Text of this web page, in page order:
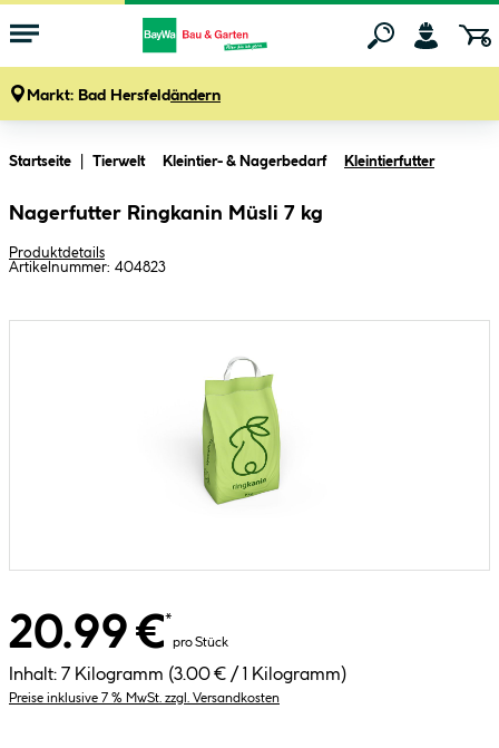
Markt: Bad Hersfeldändern
Startseite Tierwelt Kleintier- & Nagerbedarf Kleintierfutter
Nagerfutter Ringkanin Müsli 7 kg
Produktdetails
Artikelnummer: 404823
20.99 €*
pro Stück
Inhalt: 7 Kilogramm (3.00 € / 1 Kilogramm)
Preise inklusive 7 % MwSt. zzgl. Versandkosten